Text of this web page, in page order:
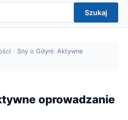
Szukaj
› Sny o Gdyni: Aktywne
oprowadzanie